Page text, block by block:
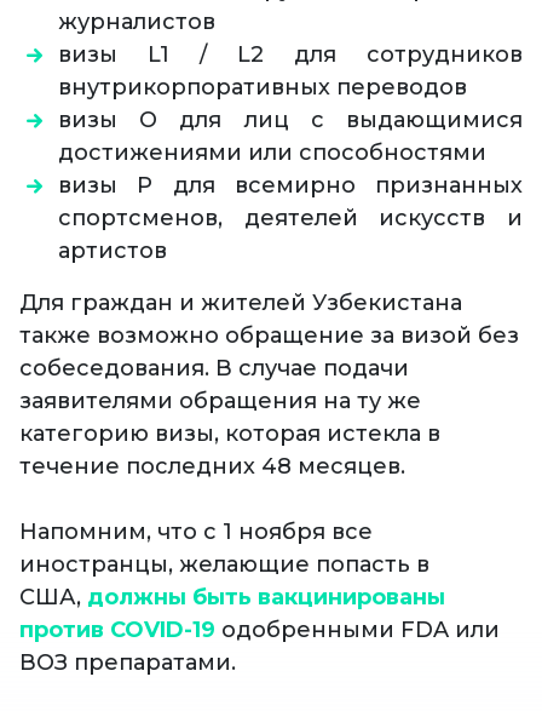
журналистов
визы L1 / L2 для сотрудников
внутрикорпоративных переводов
визы О для лиц с выдающимися
достижениями или способностями
визы P для всемирно признанных
спортсменов, деятелей искусств и
артистов
Для граждан и жителей Узбекистана
также возможно обращение за визой без
собеседования. В случае подачи
заявителями обращения на ту же
категорию визы, которая истекла в
течение последних 48 месяцев.
Напомним, что с 1 ноября все
иностранцы, желающие попасть в
США, должны быть вакцинированы
против COVID-19 одобренными FDA или
ВОЗ препаратами.